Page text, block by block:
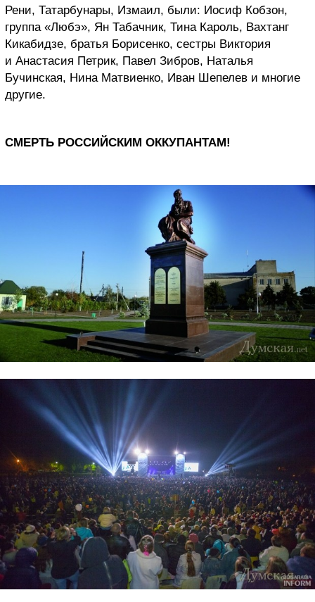
Рени, Татарбунары, Измаил, были: Иосиф Кобзон,
группа «Любэ», Ян Табачник, Тина Кароль, Вахтанг
Кикабидзе, братья Борисенко, сестры Виктория
и Анастасия Петрик, Павел Зибров, Наталья
Бучинская, Нина Матвиенко, Иван Шепелев и многие
другие.
СМЕРТЬ РОССИЙСКИМ ОККУПАНТАМ!